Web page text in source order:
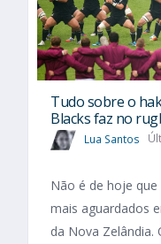
Tudo sobre o
Blacks faz no
Lua Santos
Não é de hoje
mais aguardados
da Nova Zelândia.